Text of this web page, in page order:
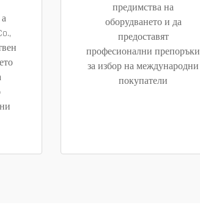
предимства на
оборудването и да
предоставят
професионални препоръки
за избор на международни
покупатели